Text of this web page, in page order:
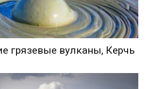
грязевые вулканы, Керчь